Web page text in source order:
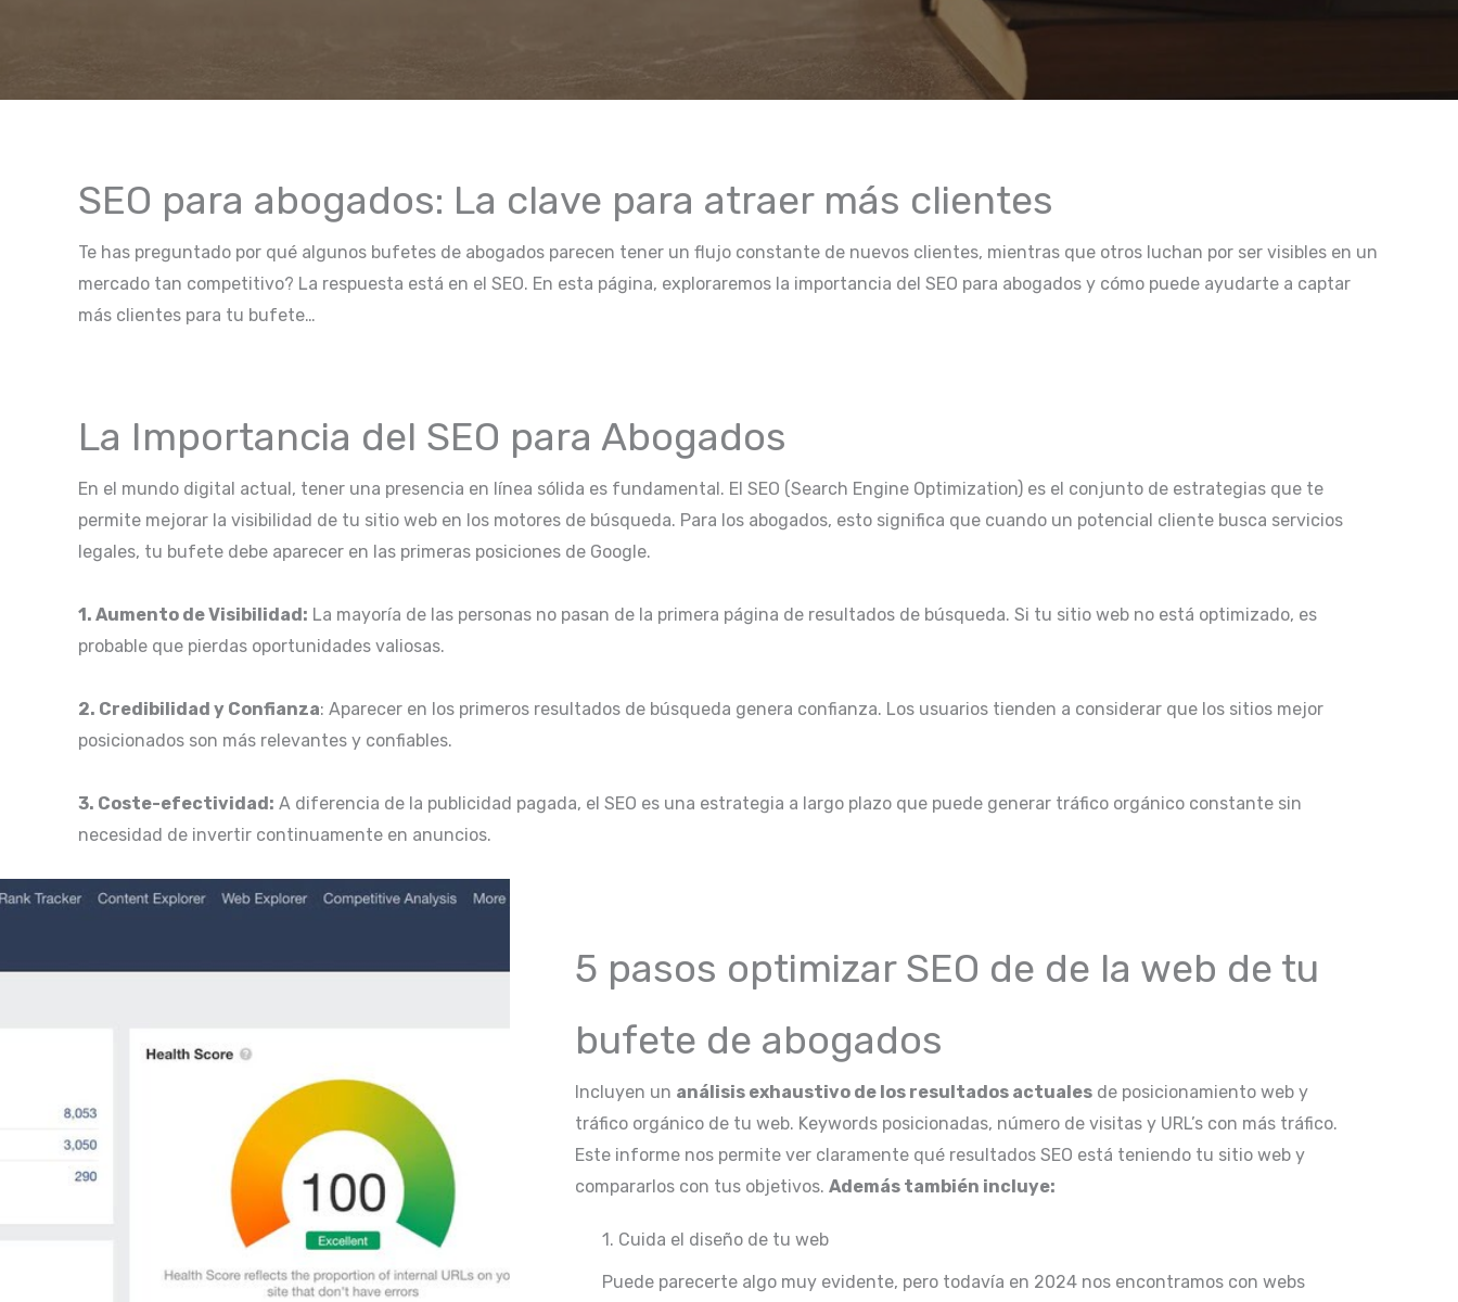
SEO para abogados: La clave para atraer más clientes
Te has preguntado por qué algunos bufetes de abogados parecen tener un flujo constante de nuevos clientes, mientras que otros luchan por ser visibles en un
mercado tan competitivo? La respuesta está en el SEO. En esta página, exploraremos la importancia del SEO para abogados y cómo puede ayudarte a captar
más clientes para tu bufete…
La Importancia del SEO para Abogados
En el mundo digital actual, tener una presencia en línea sólida es fundamental. El SEO (Search Engine Optimization) es el conjunto de estrategias que te
permite mejorar la visibilidad de tu sitio web en los motores de búsqueda. Para los abogados, esto significa que cuando un potencial cliente busca servicios
legales, tu bufete debe aparecer en las primeras posiciones de Google.
1. Aumento de Visibilidad: La mayoría de las personas no pasan de la primera página de resultados de búsqueda. Si tu sitio web no está optimizado, es
probable que pierdas oportunidades valiosas.
2. Credibilidad y Confianza: Aparecer en los primeros resultados de búsqueda genera confianza. Los usuarios tienden a considerar que los sitios mejor
posicionados son más relevantes y confiables.
3. Coste-efectividad: A diferencia de la publicidad pagada, el SEO es una estrategia a largo plazo que puede generar tráfico orgánico constante sin
necesidad de invertir continuamente en anuncios.
5 pasos optimizar SEO de de la web de tu
bufete de abogados
Incluyen un análisis exhaustivo de los resultados actuales de posicionamiento web y
tráfico orgánico de tu web. Keywords posicionadas, número de visitas y URL’s con más tráfico.
Este informe nos permite ver claramente qué resultados SEO está teniendo tu sitio web y
compararlos con tus objetivos.Además también incluye:
1. Cuida el diseño de tu web
Puede parecerte algo muy evidente, pero todavía en 2024 nos encontramos con webs